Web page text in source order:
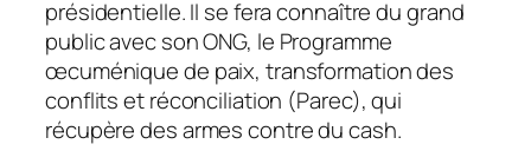
présidentielle. Il se fera connaître du grand
public avec son ONG, le Programme
œcuménique de paix, transformation des
conflits et réconciliation (Parec), qui
récupère des armes contre du cash.